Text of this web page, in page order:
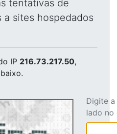
tentativas de
a sites hospedados
IP 216.73.217.50,
Digite
lado no